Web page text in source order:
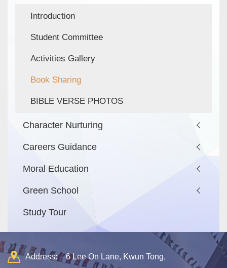
Introduction
Student Committee
Activities Gallery
Book Sharing
BIBLE VERSE PHOTOS
Character Nurturing
Careers Guidance
Moral Education
Green School
Study Tour
Address: 6 Lee On Lane, Kwun Tong,